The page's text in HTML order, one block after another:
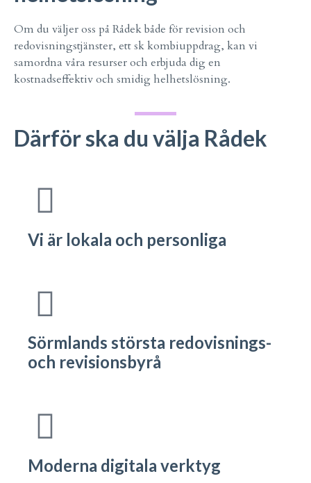
Om du väljer oss på Rådek både för revision och
redovisningstjänster, ett sk kombiuppdrag, kan vi
samordna våra resurser och erbjuda dig en
kostnadseffektiv och smidig helhetslösning.
Därför ska du välja Rådek
Vi är lokala och personliga
Sörmlands största redovisnings-
och revisionsbyrå
Moderna digitala verktyg